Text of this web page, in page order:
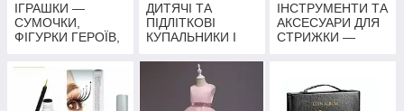
ІГРАШКИ —
СУМОЧКИ,
ФІГУРКИ ГЕРОЇВ,
РЮКЗАКИ
ДИТЯЧІ ТА
ПІДЛІТКОВІ
КУПАЛЬНИКИ І
ІНСТРУМЕНТИ ТА
АКСЕСУАРИ ДЛЯ
СТРИЖКИ —